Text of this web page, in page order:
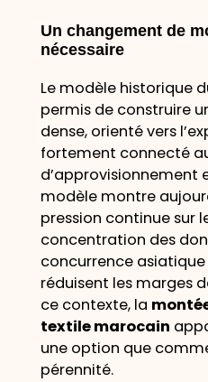
Un changement de
nécessaire
Le modèle historique
permis de construire
dense, orienté vers
fortement connecté
d’approvisionnement
modèle montre
pression continue sur
concentration des
concurrence asiatique
réduisent les marges
ce contexte, la
textile marocain
une option que
pérennité.